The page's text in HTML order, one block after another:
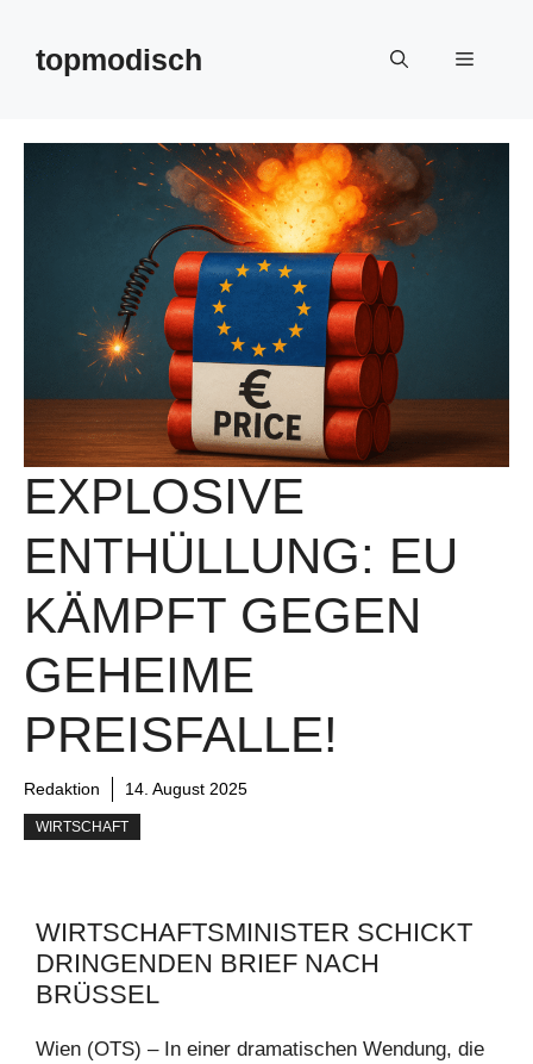
springentopmodisch Menü
EXPLOSIVE
ENTHÜLLUNG: EU
KÄMPFT GEGEN
GEHEIME
PREISFALLE!
Redaktion 14. August 2025
WIRTSCHAFT
WIRTSCHAFTSMINISTER SCHICKT
DRINGENDEN BRIEF NACH
BRÜSSEL
Wien (OTS) – In einer dramatischen Wendung, die